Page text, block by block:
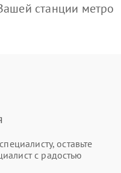
станции метро
оставьте
с радостью